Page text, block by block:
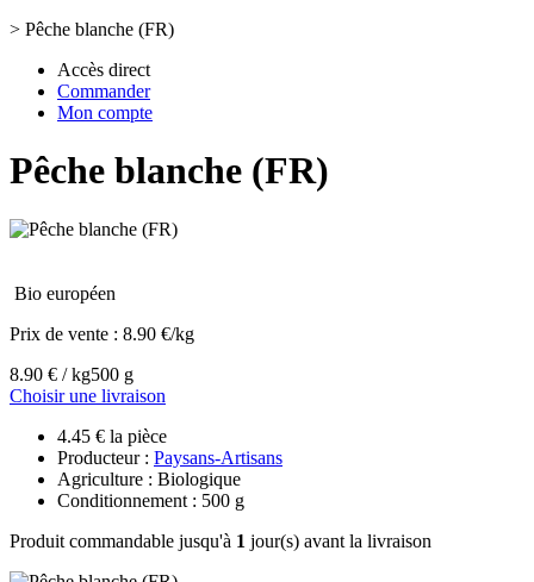
> Pêche blanche (FR)
Accès direct
Commander
Mon compte
Pêche blanche (FR)
Bio européen
Prix de vente : 8.90 €/kg
8.90 € / kg500 g
Choisir une livraison
4.45 € la pièce
Producteur : Paysans-Artisans
Agriculture : Biologique
Conditionnement : 500 g
Produit commandable jusqu'à 1 jour(s) avant la livraison